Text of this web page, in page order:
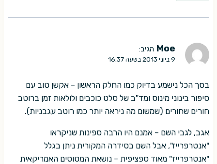
Moe הגיב:
9 ביוני 2013 בשעה 16:37
בסך הכל נישמע בדיוק כמו החלק הראשון – אקשן טוב עם
סיפור בינוני מינוס ומד"ב של סלט כוכבים ולולאות זמן ברוטב
חורים שחורים (שמשום מה ניראה יותר כמו רוטב עגבניות).
אגב, לגבי השם – אמנם היו הרבה ספינות שניקראו
"אנטרפרייז", אבל השם בסידרה המקורית ניתן בגלל
"אנטרפרייז" מאוד ספציפית – נושאת המטוסים האמריקאית